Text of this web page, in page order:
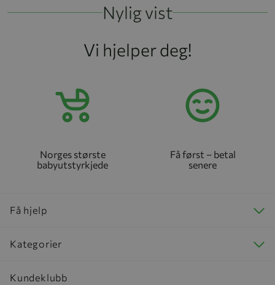
Nylig vist
Vi hjelper deg!
Norges største
babyutstyrkjede
Få først – betal
senere
Få hjelp
Kategorier
Kundeklubb